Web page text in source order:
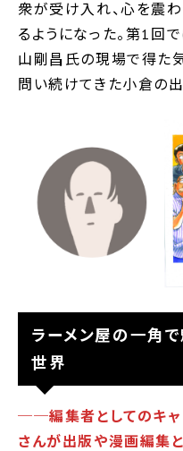
衆が受け入れ、心を震
るようになった。第1回
山剛昌氏の現場で得た
問い続けてきた小倉の
ラーメン屋の一角
世界
──編集者としてのキャ
さんが出版や漫画編集